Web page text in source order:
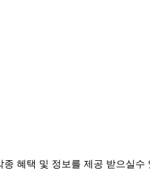
종 혜택 및 정보를 제공 받으실수